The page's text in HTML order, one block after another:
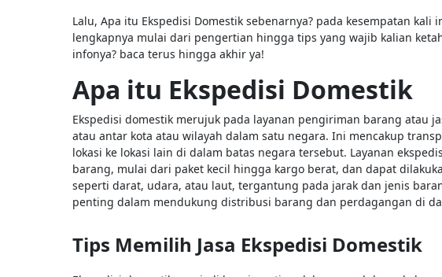
Lalu, Apa itu Ekspedisi Domestik sebenarnya? pada kesempatan kali
lengkapnya mulai dari pengertian hingga tips yang wajib kalian
infonya? baca terus hingga akhir ya!
Apa itu Ekspedisi Domestik
Ekspedisi domestik merujuk pada layanan pengiriman barang atau
atau antar kota atau wilayah dalam satu negara. Ini mencakup
lokasi ke lokasi lain di dalam batas negara tersebut. Layanan
barang, mulai dari paket kecil hingga kargo berat, dan dapat
seperti darat, udara, atau laut, tergantung pada jarak dan jenis
penting dalam mendukung distribusi barang dan perdagangan di
Tips Memilih Jasa Ekspedisi Domestik